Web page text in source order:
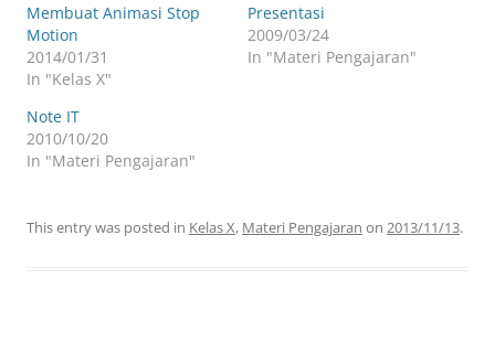
Membuat Animasi Stop
Motion
2014/01/31
In "Kelas X"
Presentasi
2009/03/24
In "Materi Pengajaran"
Note IT
2010/10/20
In "Materi Pengajaran"
This entry was posted in Kelas X, Materi Pengajaran on 2013/11/13.